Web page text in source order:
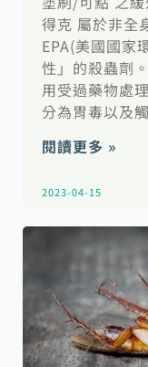
得克 屬於非全
EPA(美國國家
性」的殺蟲劑
用受過藥物處
分為胃毒以及
閱讀更多 »
2023-04-15